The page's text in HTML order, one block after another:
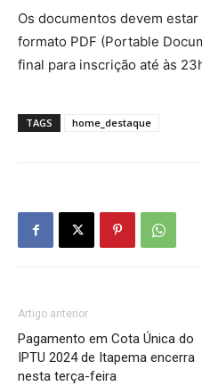
Os documentos devem
formato PDF (Portable
final para inscrição até às
TAGS home_destaque
Artigo anterior
Pagamento em Cota Única do
IPTU 2024 de Itapema encerra
nesta terça-feira